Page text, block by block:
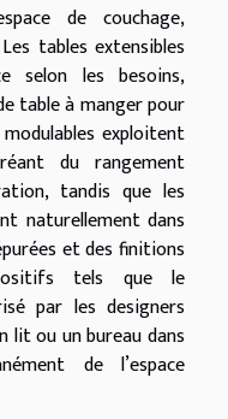
de couchage,
tables extensibles
selon les besoins,
table à manger pour
exploitent
du rangement
tandis que les
naturellement dans
et des finitions
tels que le
par les designers
lit ou un bureau dans
de l’espace